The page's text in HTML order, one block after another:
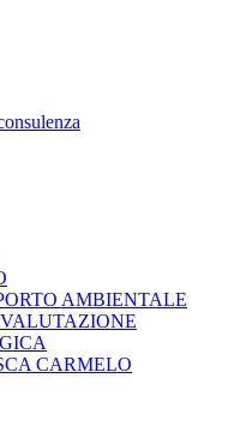
AMBIENTALE
CARMELO